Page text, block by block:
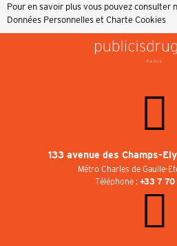
Pour en savoir plus vous pouvez consulter
Données Personnelles et Charte Cookies
133 avenue des Champs-
Métro Charles de Gaulle-
Téléphone : +33 7